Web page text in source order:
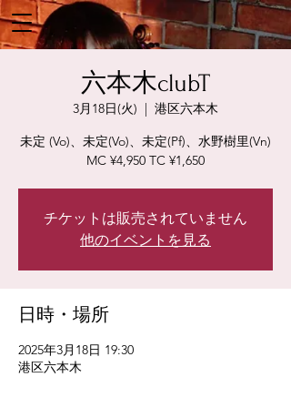
六本木clubT
3月18日(火)
  |
港区六本木
未定 (Vo)、未定(Vo)、未定(Pf)、水野樹里(Vn)
MC ¥4,950 TC ¥1,650
チケットは販売されていません
他のイベントを見る
日時・場所
2025年3月18日 19:30
港区六本木